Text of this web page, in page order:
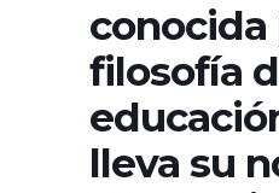
conocida
filosofía
lleva su